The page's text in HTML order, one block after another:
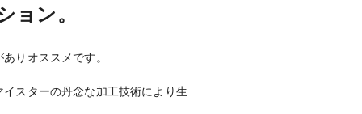
ン。
りオススメです。
スターの丹念な加工技術により生